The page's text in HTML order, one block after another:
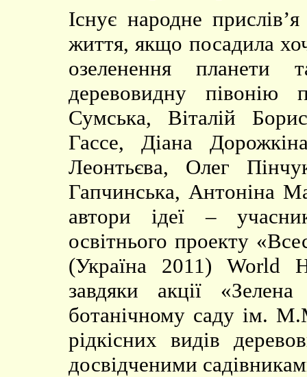
Існує народне
життя, якщо посадила
озеленення планети
деревовидну
Сумська, Віталій
Гассе, Діана
Леонтьєва, Олег
Гапчинська, Антоніна
автори ідеї –
освітнього проекту
(Україна 2011) World
завдяки акції
ботанічному саду ім.
рідкісних видів
досвідченими